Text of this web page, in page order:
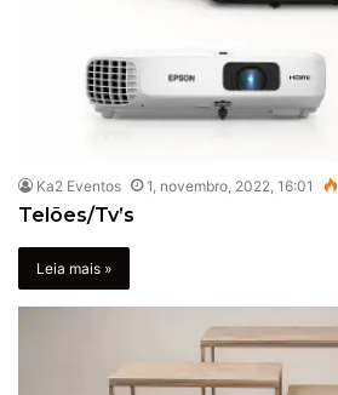
Ka2 Eventos 1, novembro, 2022, 16:01
Telões/Tv’s
Leia mais »